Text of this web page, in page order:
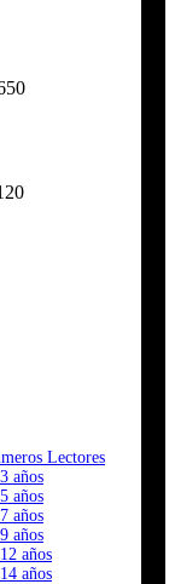
Lectores
años
años
años
años
años
años